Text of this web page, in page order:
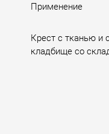
Применение
Крест с тканью и
кладбище со